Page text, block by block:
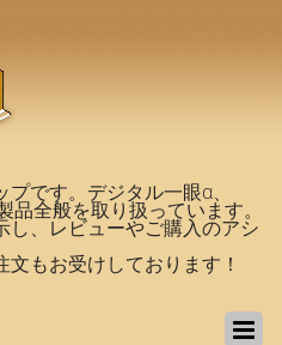
です。デジタル一眼α、
品全般を取り扱っています。
し、レビューやご購入のアシ
もお受けしております！